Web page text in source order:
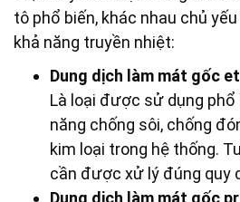
tô phổ biến, khác nhau chủ
khả năng truyền nhiệt:
Dung dịch làm mát gốc
Là loại được sử dụng phổ
năng chống sôi, chống
kim loại trong hệ thống.
cần được xử lý đúng quy
Dung dịch làm mát gốc